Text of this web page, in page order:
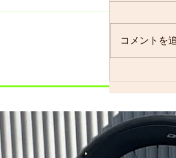
す。 よく
ライドはま
います」
ロードで走
走るかを決
コメントを